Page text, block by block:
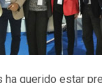
ha querido estar